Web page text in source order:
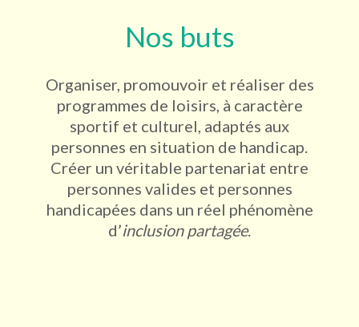
Nos buts
Organiser, promouvoir et réaliser des
programmes de loisirs, à caractère
sportif et culturel, adaptés aux
personnes en situation de handicap.
Créer un véritable partenariat entre
personnes valides et personnes
handicapées dans un réel phénomène
d’inclusion partagée.